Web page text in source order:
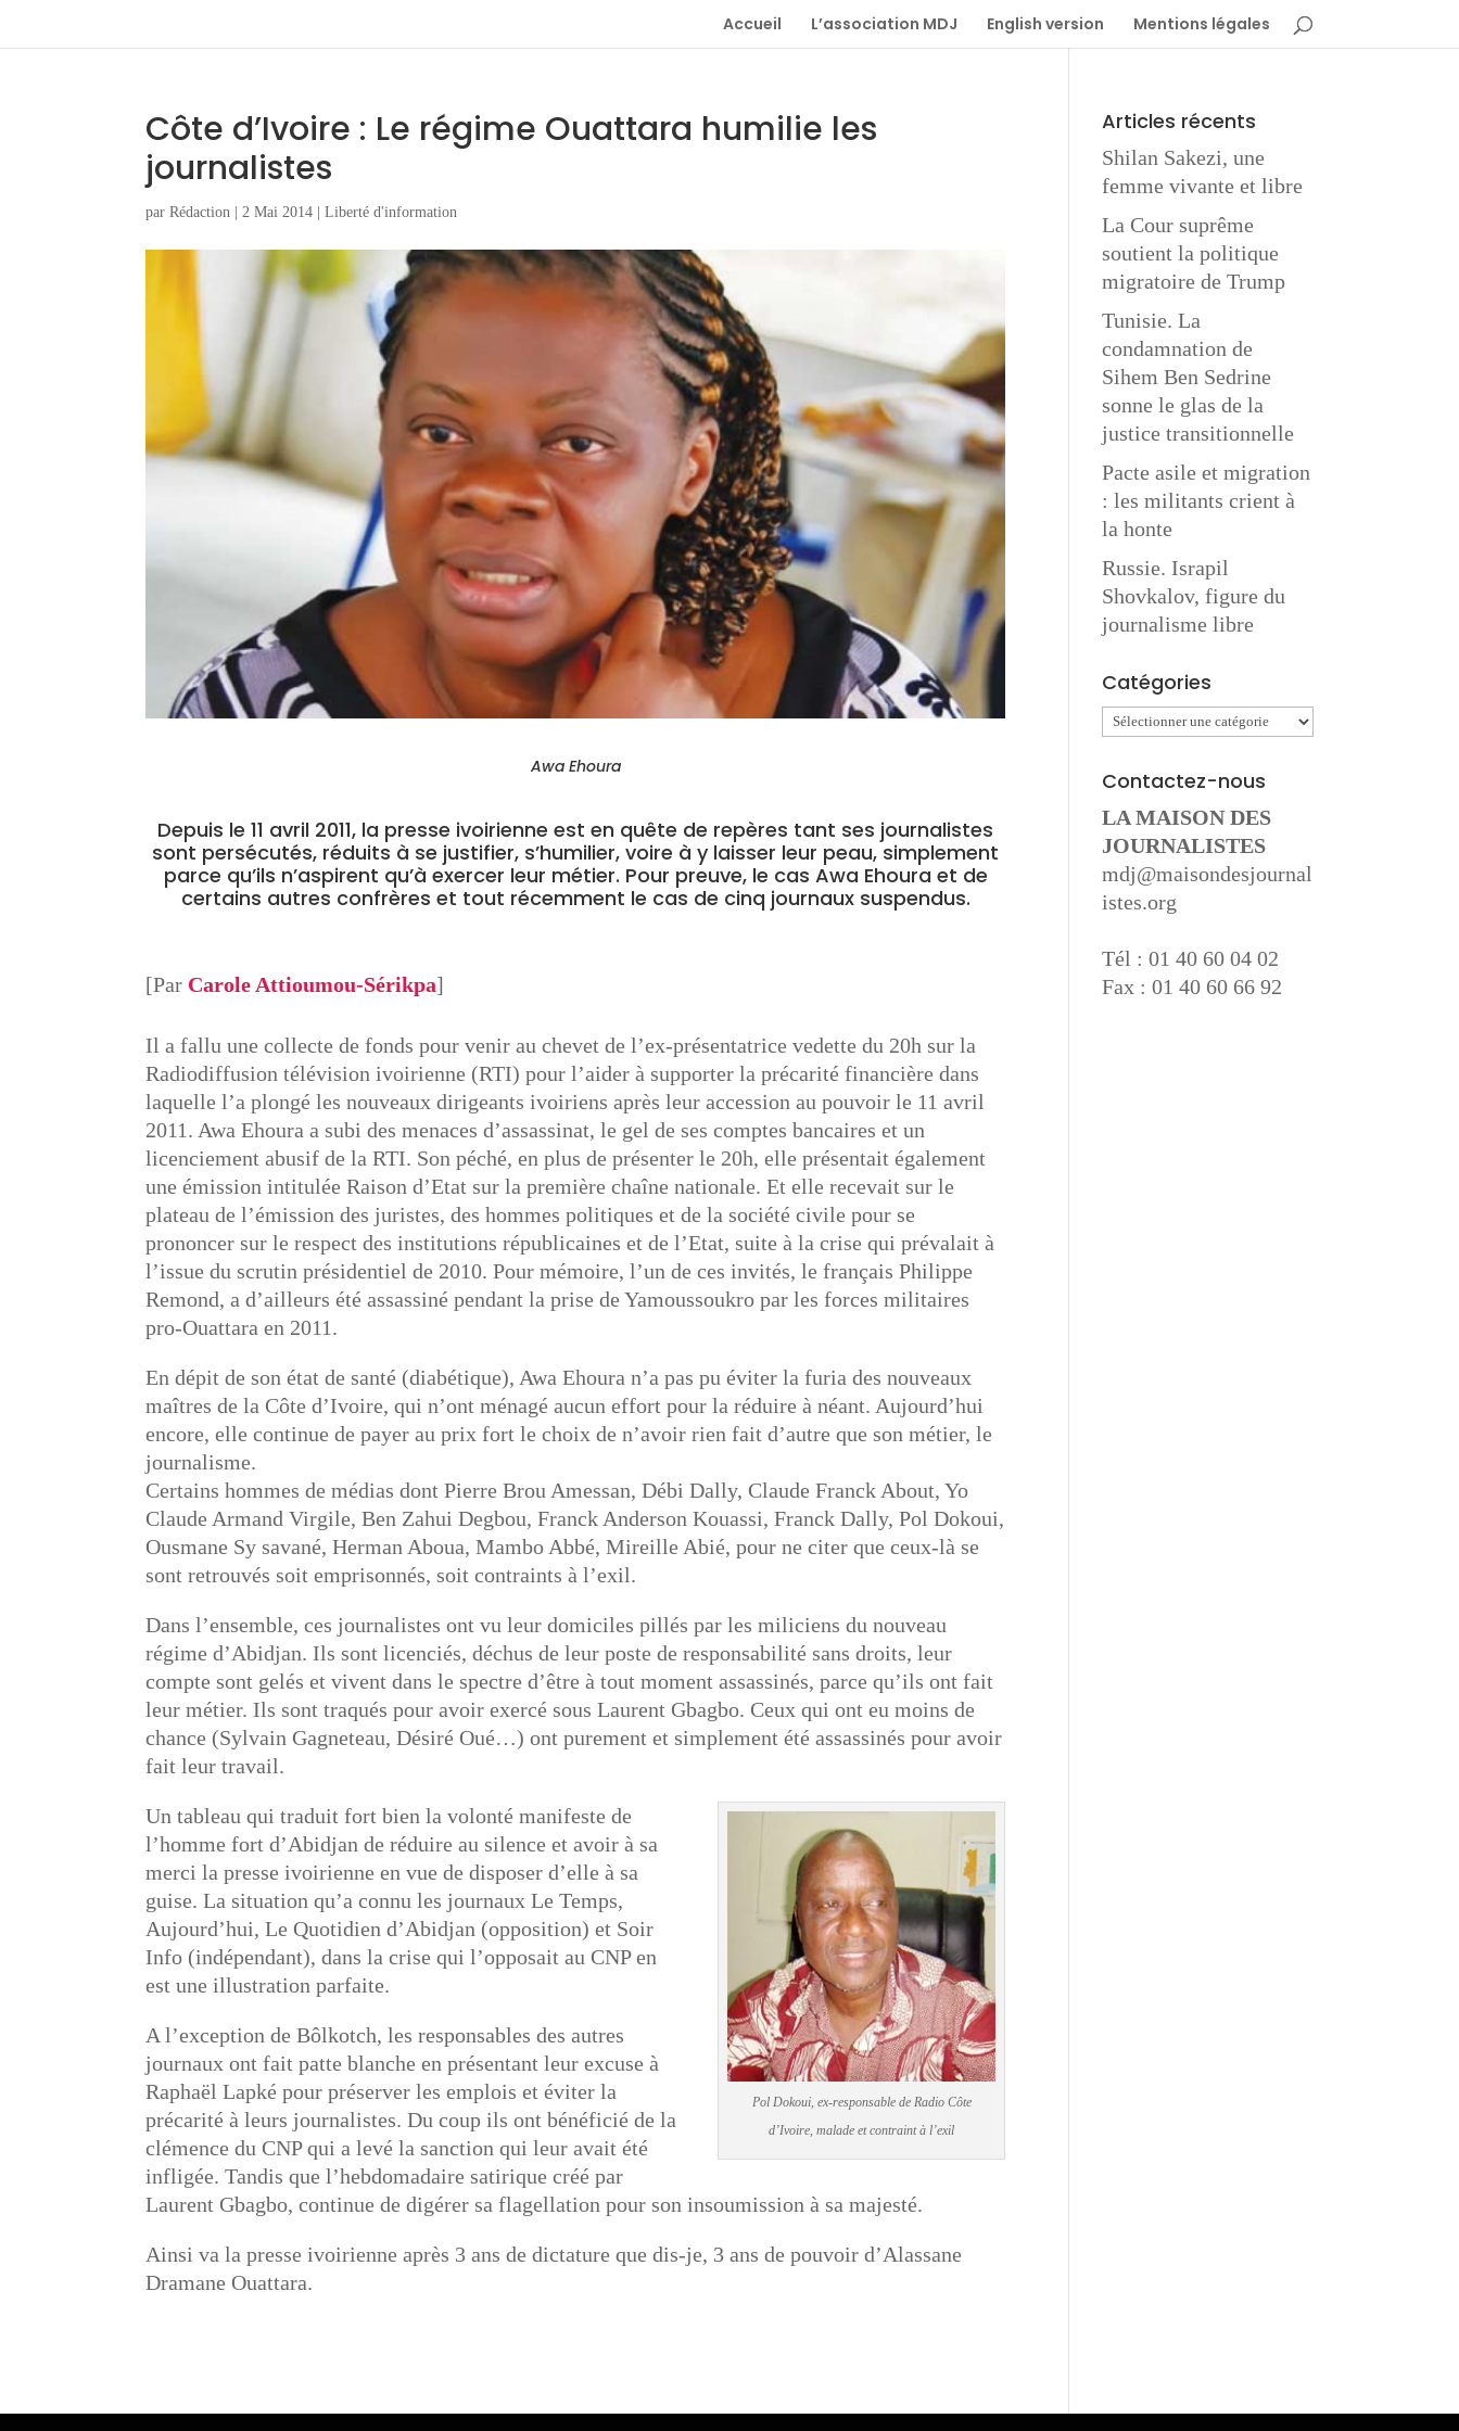
Accueil L’association MDJ English version Mentions légales
Côte d’Ivoire : Le régime Ouattara humilie les
journalistes
parRédaction |2 Mai 2014 |Liberté d'information
Awa Ehoura
Depuis le 11 avril 2011, la presse ivoirienne est en quête de repères tant ses journalistes
sont persécutés, réduits à se justifier, s’humilier, voire à y laisser leur peau, simplement
parce qu’ils n’aspirent qu’à exercer leur métier. Pour preuve, le cas Awa Ehoura et de
certains autres confrères et tout récemment le cas de cinq journaux suspendus.
[Par Carole Attioumou-Sérikpa]
Il a fallu une collecte de fonds pour venir au chevet de l’ex-présentatrice vedette du 20h sur la
Radiodiffusion télévision ivoirienne (RTI) pour l’aider à supporter la précarité financière dans
laquelle l’a plongé les nouveaux dirigeants ivoiriens après leur accession au pouvoir le 11 avril
2011. Awa Ehoura a subi des menaces d’assassinat, le gel de ses comptes bancaires et un
licenciement abusif de la RTI. Son péché, en plus de présenter le 20h, elle présentait également
une émission intitulée Raison d’Etat sur la première chaîne nationale. Et elle recevait sur le
plateau de l’émission des juristes, des hommes politiques et de la société civile pour se
prononcer sur le respect des institutions républicaines et de l’Etat, suite à la crise qui prévalait à
l’issue du scrutin présidentiel de 2010. Pour mémoire, l’un de ces invités, le français Philippe
Remond, a d’ailleurs été assassiné pendant la prise de Yamoussoukro par les forces militaires
pro-Ouattara en 2011.
En dépit de son état de santé (diabétique), Awa Ehoura n’a pas pu éviter la furia des nouveaux
maîtres de la Côte d’Ivoire, qui n’ont ménagé aucun effort pour la réduire à néant. Aujourd’hui
encore, elle continue de payer au prix fort le choix de n’avoir rien fait d’autre que son métier, le
journalisme.
Certains hommes de médias dont Pierre Brou Amessan, Débi Dally, Claude Franck About, Yo
Claude Armand Virgile, Ben Zahui Degbou, Franck Anderson Kouassi, Franck Dally, Pol Dokoui,
Ousmane Sy savané, Herman Aboua, Mambo Abbé, Mireille Abié, pour ne citer que ceux-là se
sont retrouvés soit emprisonnés, soit contraints à l’exil.
Dans l’ensemble, ces journalistes ont vu leur domiciles pillés par les miliciens du nouveau
régime d’Abidjan. Ils sont licenciés, déchus de leur poste de responsabilité sans droits, leur
compte sont gelés et vivent dans le spectre d’être à tout moment assassinés, parce qu’ils ont fait
leur métier. Ils sont traqués pour avoir exercé sous Laurent Gbagbo. Ceux qui ont eu moins de
chance (Sylvain Gagneteau, Désiré Oué…) ont purement et simplement été assassinés pour avoir
fait leur travail.
Pol Dokoui, ex-responsable de Radio Côte
d’Ivoire, malade et contraint à l’exil
Un tableau qui traduit fort bien la volonté manifeste de
l’homme fort d’Abidjan de réduire au silence et avoir à sa
merci la presse ivoirienne en vue de disposer d’elle à sa
guise. La situation qu’a connu les journaux Le Temps,
Aujourd’hui, Le Quotidien d’Abidjan (opposition) et Soir
Info (indépendant), dans la crise qui l’opposait au CNP en
est une illustration parfaite.
A l’exception de Bôlkotch, les responsables des autres
journaux ont fait patte blanche en présentant leur excuse à
Raphaël Lapké pour préserver les emplois et éviter la
précarité à leurs journalistes. Du coup ils ont bénéficié de la
clémence du CNP qui a levé la sanction qui leur avait été
infligée. Tandis que l’hebdomadaire satirique créé par
Laurent Gbagbo, continue de digérer sa flagellation pour son insoumission à sa majesté.
Ainsi va la presse ivoirienne après 3 ans de dictature que dis-je, 3 ans de pouvoir d’Alassane
Dramane Ouattara.
Articles récents
Shilan Sakezi, une
femme vivante et libre
La Cour suprême
soutient la politique
migratoire de Trump
Tunisie. La
condamnation de
Sihem Ben Sedrine
sonne le glas de la
justice transitionnelle
Pacte asile et migration
: les militants crient à
la honte
Russie. Israpil
Shovkalov, figure du
journalisme libre
Catégories
Catégories
Contactez-nous
LA MAISON DES
JOURNALISTES
mdj@maisondesjournal
istes.org
Tél : 01 40 60 04 02
Fax : 01 40 60 66 92